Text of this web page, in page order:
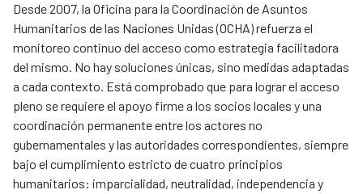
Desde 2007, la Oficina para la Coordinación de Asuntos
Humanitarios de las Naciones Unidas (OCHA) refuerza el
monitoreo continuo del acceso como estrategia facilitadora
del mismo. No hay soluciones únicas, sino medidas adaptadas
a cada contexto. Está comprobado que para lograr el acceso
pleno se requiere el apoyo firme a los socios locales y una
coordinación permanente entre los actores no
gubernamentales y las autoridades correspondientes, siempre
bajo el cumplimiento estricto de cuatro principios
humanitarios: imparcialidad, neutralidad, independencia y